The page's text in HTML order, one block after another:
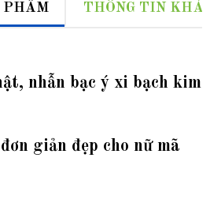
PHẨM THÔNG TIN
nhẫn bạc ý xi bạch kim
giản đẹp cho nữ mã